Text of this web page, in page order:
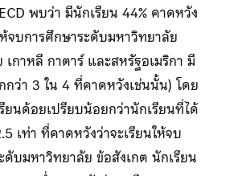
พบว่า มีนักเรียน 44% คาดหวัง
ห้จบการศึกษาระดับมหาวิทยาลัย
เกาหลี กาตาร์ และสหรัฐอเมริกา มี
กว่า 3 ใน 4 ที่คาดหวังเช่นนั้น) โดย
ยนด้อยเปรียบน้อยกว่านักเรียนที่ได้
เท่า ที่คาดหวังว่าจะเรียนให้จบ
ดับมหาวิทยาลัย ข้อสังเกต นักเรียน